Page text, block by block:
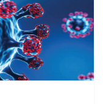
Yuk,
dengan mengikuti
dalam rangka
dengan tema
dalam Menjaga